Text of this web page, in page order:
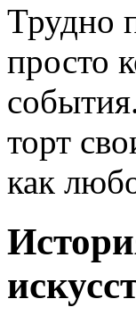
Трудно
просто
торт
как